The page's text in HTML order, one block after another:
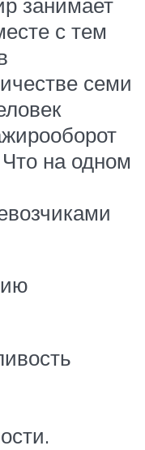
с тем
семи
на одном